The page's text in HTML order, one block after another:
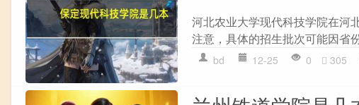
河北农业大学现代科技学院在河
注意，具体的招生批次可能因省
bd 12-25 0 305